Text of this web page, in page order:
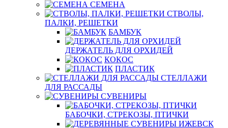
СЕМЕНА
СТВОЛЫ,
ПАЛКИ, РЕШЕТКИ
БАМБУК
ДЕРЖАТЕЛЬ ДЛЯ ОРХИДЕЙ
КОКОС
ПЛАСТИК
СТЕЛЛАЖИ
ДЛЯ РАССАДЫ
СУВЕНИРЫ
БАБОЧКИ, СТРЕКОЗЫ, ПТИЧКИ